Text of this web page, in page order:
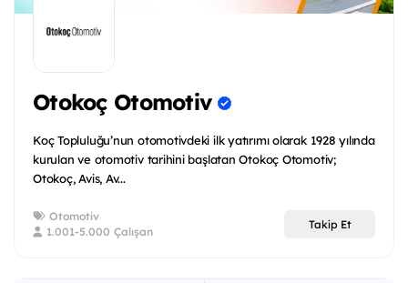
Otokoç Otomotiv
Koç Topluluğu’nun otomotivdeki ilk yatırımı olarak 1928 yılında
kurulan ve otomotiv tarihini başlatan Otokoç Otomotiv;
Otokoç, Avis, Av...
Otomotiv
1.001-5.000 Çalışan
Takip Et